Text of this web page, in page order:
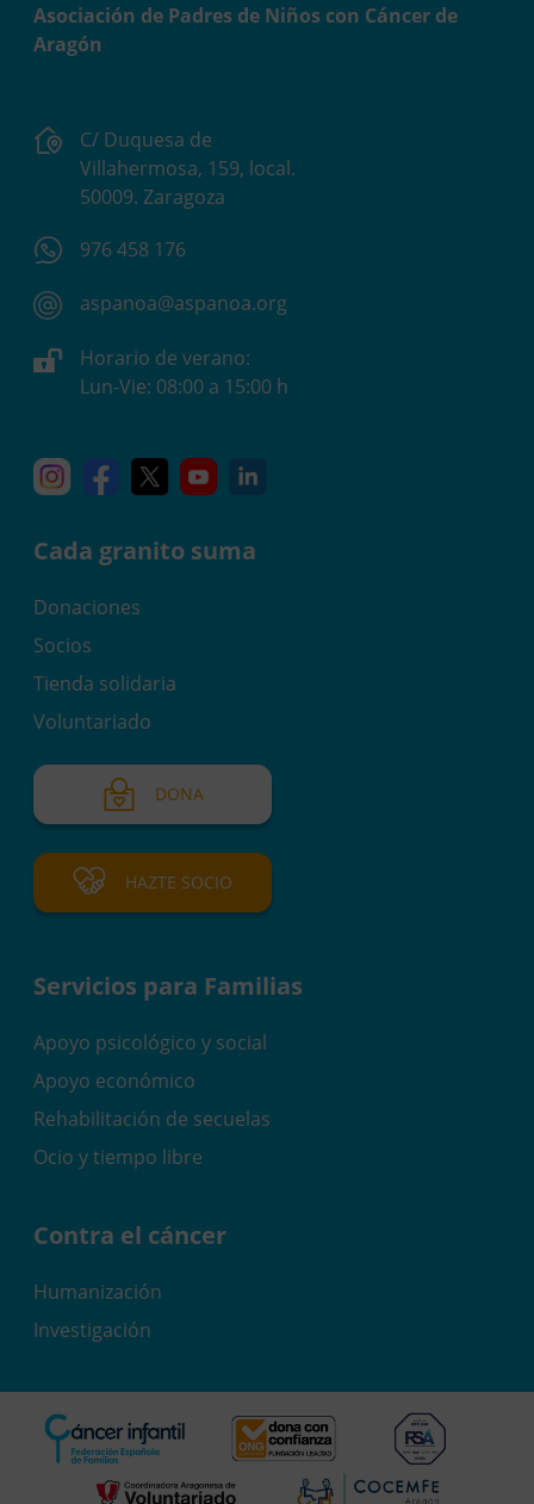
Asociación de Padres de Niños con Cáncer de
Aragón
C/ Duquesa de
Villahermosa, 159, local.
50009. Zaragoza
976 458 176
aspanoa@aspanoa.org
Horario de verano:
Lun-Vie: 08:00 a 15:00 h
InstagramFacebook
X YouTube
Cada granito suma
Donaciones
Socios
Tienda solidaria
Voluntariado
DONA
HAZTE SOCIO
Servicios para Familias
Apoyo psicológico y social
Apoyo económico
Rehabilitación de secuelas
Ocio y tiempo libre
Contra el cáncer
Humanización
Investigación